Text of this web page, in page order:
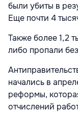
были убиты в
Еще почти 4
Также более 1,2
либо пропали
начались в
реформы,
отчислений